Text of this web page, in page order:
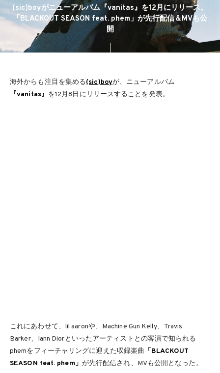
(sic)boyがニューアルバム『vanitas』を12月にリリース。
「BLACKOUT SEASON feat. phem」が先行配信＆MVも公
開
海外からも注目を集める(sic)boyが、ニューアルバム
『vanitas』 を12月8日にリリースすることを発表。
これにあわせて、lil aaronや、Machine Gun Kelly、Travis
Barker、Iann Diorといったアーティストとの客演で知られる
phemをフィーチャリングに迎えた収録楽曲 「BLACKOUT
SEASON feat. phem」 が先行配信され、MVも公開となった。